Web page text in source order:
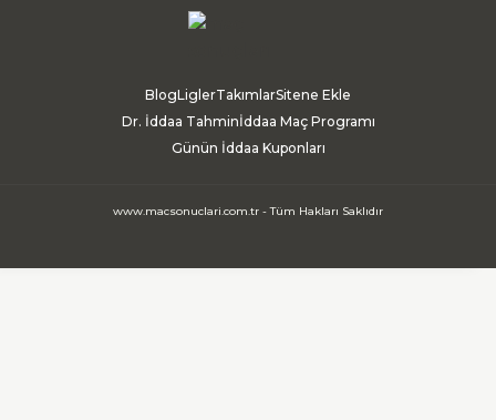
BlogLiglerTakımlarSitene Ekle
Dr. İddaa Tahminİddaa Maç Programı
Günün İddaa Kuponları
www.macsonuclari.com.tr - Tüm Hakları Saklıdır